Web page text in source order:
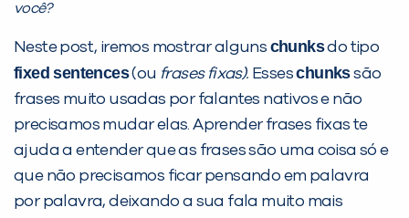
você?
Neste post, iremos mostrar alguns chunksdo tipo
fixed sentences(ou frases fixas). Esseschunkssão
frases muito usadas por falantes nativos e não
precisamos mudar elas. Aprender frases fixas te
ajuda a entender que as frases são uma coisa só e
que não precisamos ficar pensando em palavra
por palavra, deixando a sua fala muito mais
Preencha com seus dados abaixo e
já vamos te colocar em contato
com a: